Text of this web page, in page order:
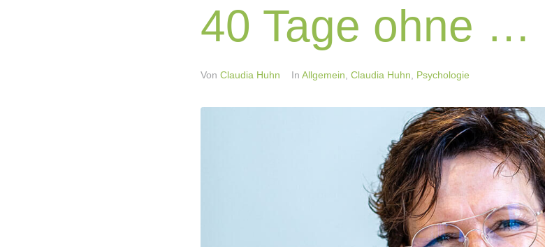
40 Tage ohne …
Von Claudia Huhn In Allgemein Claudia Huhn Psychologie